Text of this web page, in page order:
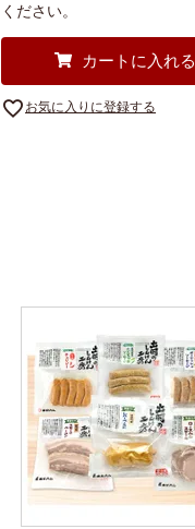
ください。
カートに入れる
お気に入りに登録する